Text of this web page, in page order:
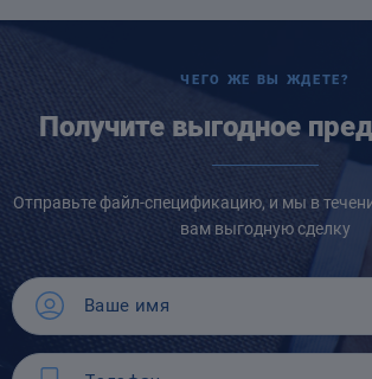
ЧЕГО ЖЕ ВЫ ЖДЕТЕ?
Получите выгодное
Отправьте файл-спецификацию, и мы в
вам выгодную сделку